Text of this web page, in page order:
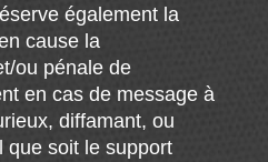
également la
cause la
ou pénale de
en cas de message à
diffamant, ou
que soit le support